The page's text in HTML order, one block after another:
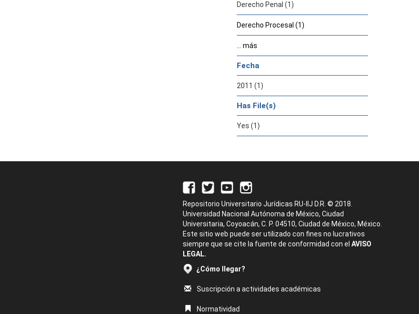
Derecho Penal (1)
Derecho Procesal (1)
... más
Fecha
2011 (1)
Has File(s)
Yes (1)
Repositorio Universitario Jurídicas RU-IIJ D.R. © 2018.
Universidad Nacional Autónoma de México, Ciudad
Universitaria, Coyoacán, C. P. 04510, Ciudad de México, México.
Este sitio web puede ser utilizado con fines no lucrativos
siempre que se cite la fuente de conformidad con el AVISO
LEGAL.
¿Cómo llegar?
Suscripción a actividades académicas
Normatividad